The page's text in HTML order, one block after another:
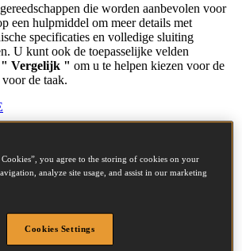
die worden aanbevolen voor
een hulpmiddel om meer details met
specificaties en volledige sluiting
U kunt ook de toepasselijke velden
" Vergelijk " om u te helpen kiezen voor de
de taak.
- 39mm
you agree to the storing of cookies on your
analyze site usage, and assist in our marketing
Cookies Settings